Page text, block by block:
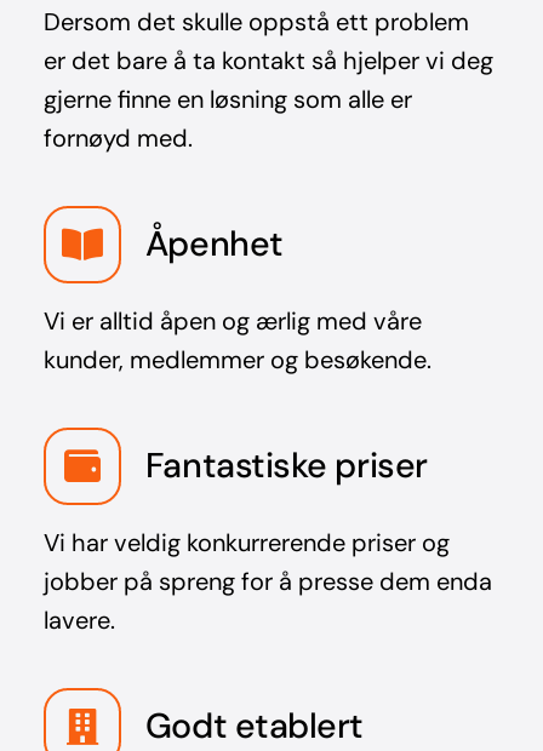
Dersom det skulle oppstå ett problem
er det bare å ta kontakt så hjelper vi deg
gjerne finne en løsning som alle er
fornøyd med.
Åpenhet
Vi er alltid åpen og ærlig med våre
kunder, medlemmer og besøkende.
Fantastiske priser
Vi har veldig konkurrerende priser og
jobber på spreng for å presse dem enda
lavere.
Godt etablert